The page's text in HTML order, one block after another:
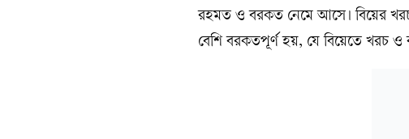
রহমত ও বরকত নেমে আসে। বিয়ের খরচ
বেশি বরকতপূর্ণ হয়, যে বিয়েতে খরচ